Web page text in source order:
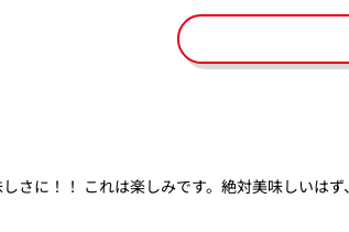
さに！！ これは楽しみです。絶対美味しいはず